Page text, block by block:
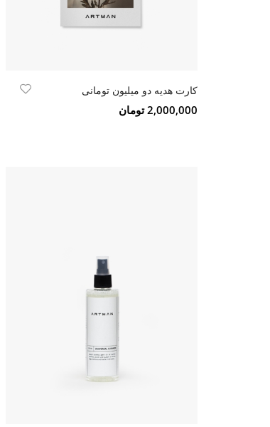
کارت هدیه دو میلیون تومانی
2,000,000 تومان